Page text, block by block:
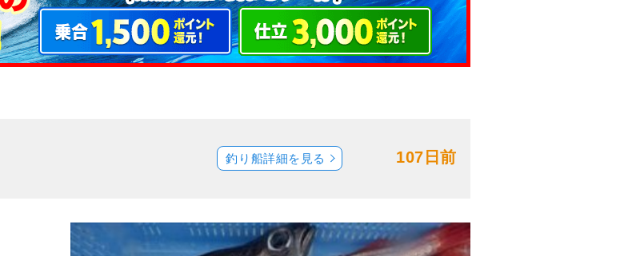
107日前
釣り船詳細を見る